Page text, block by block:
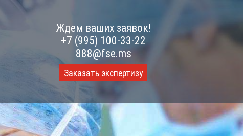
Ждем ваших заявок!
+7 (995) 100-33-22
888@fse.ms
Заказать экспертизу